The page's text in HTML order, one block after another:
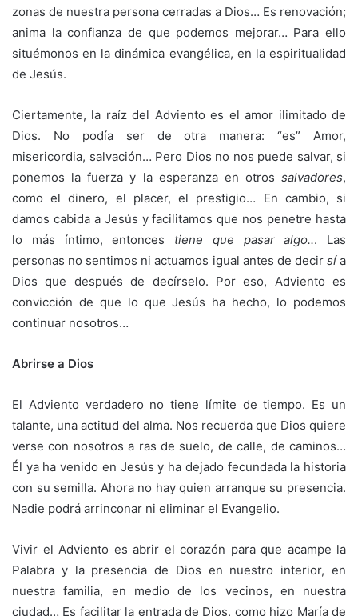
zonas de nuestra persona cerradas a Dios… Es renovación;
anima la confianza de que podemos mejorar… Para ello
situémonos en la dinámica evangélica, en la espiritualidad
de Jesús.
Ciertamente, la raíz del Adviento es el amor ilimitado de
Dios. No podía ser de otra manera: “es” Amor,
misericordia, salvación… Pero Dios no nos puede salvar, si
ponemos la fuerza y la esperanza en otros salvadores,
como el dinero, el placer, el prestigio… En cambio, si
damos cabida a Jesús y facilitamos que nos penetre hasta
lo más íntimo, entonces tiene que pasar algo... Las
personas no sentimos ni actuamos igual antes de decir sía
Dios que después de decírselo. Por eso, Adviento es
convicción de que lo que Jesús ha hecho, lo podemos
continuar nosotros…
Abrirse a Dios
El Adviento verdadero no tiene límite de tiempo. Es un
talante, una actitud del alma. Nos recuerda que Dios quiere
verse con nosotros a ras de suelo, de calle, de caminos…
Él ya ha venido en Jesús y ha dejado fecundada la historia
con su semilla. Ahora no hay quien arranque su presencia.
Nadie podrá arrinconar ni eliminar el Evangelio.
Vivir el Adviento es abrir el corazón para que acampe la
Palabra y la presencia de Dios en nuestro interior, en
nuestra familia, en medio de los vecinos, en nuestra
ciudad… Es facilitar la entrada de Dios, como hizo María de